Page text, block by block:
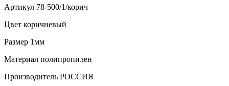
Артикул 78-500/1/корич
Цвет коричневый
Размер 1мм
Материал полипропилен
Производитель РОССИЯ